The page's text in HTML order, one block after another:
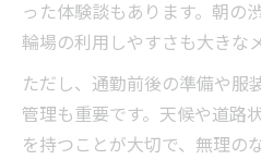
った体験談もあります。朝の
輪場の利用しやすさも大きな
ただし、通勤前後の準備や服
管理も重要です。天候や道路
を持つことが大切で、無理の